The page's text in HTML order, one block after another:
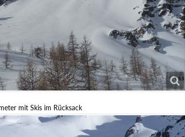
mit Skis im Rücksack